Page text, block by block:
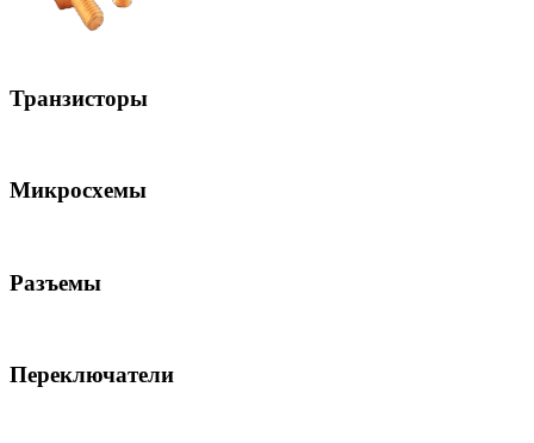
Транзисторы
Микросхемы
Разъемы
Переключатели